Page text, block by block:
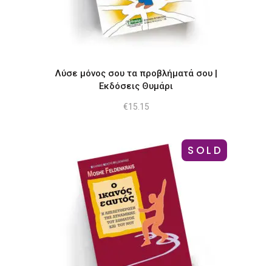
Λύσε μόνος σου τα προβλήματά σου |
Εκδόσεις Θυμάρι
€15.15
SOLD